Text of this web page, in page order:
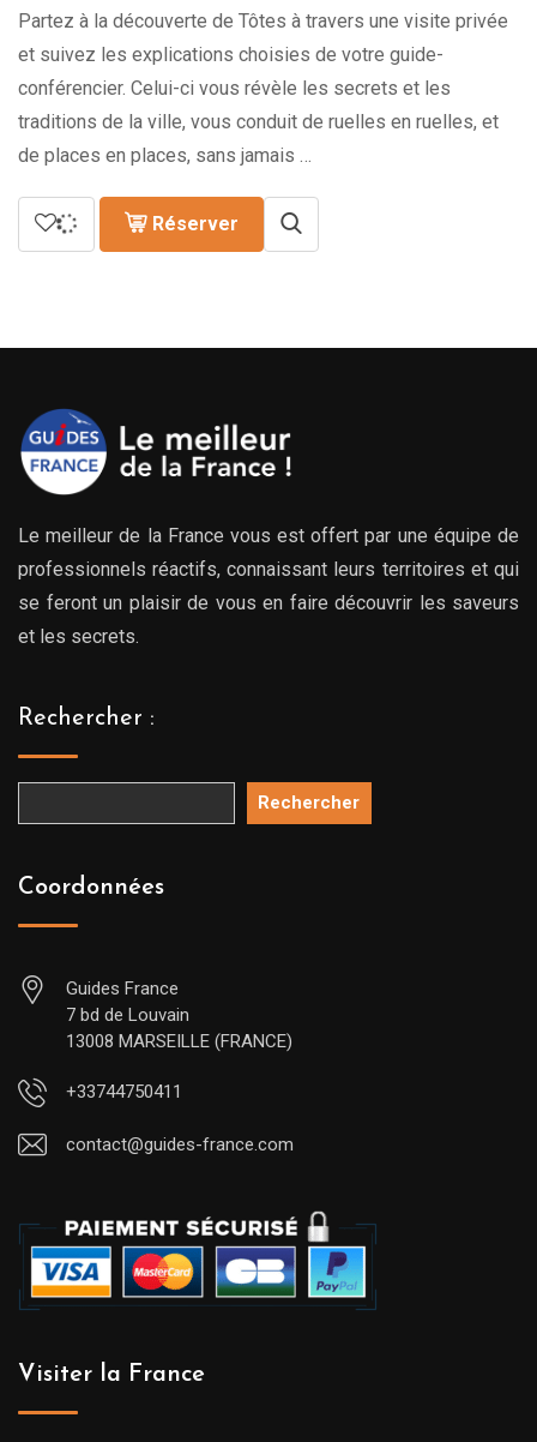
Partez à la découverte de Tôtes à travers une visite privée
et suivez les explications choisies de votre guide-
conférencier. Celui-ci vous révèle les secrets et les
traditions de la ville, vous conduit de ruelles en ruelles, et
de places en places, sans jamais …
Réserver
Le meilleur de la France vous est offert par une équipe de
professionnels réactifs, connaissant leurs territoires et qui
se feront un plaisir de vous en faire découvrir les saveurs
et les secrets.
Rechercher :
Rechercher
Coordonnées
Guides France
7 bd de Louvain
13008 MARSEILLE (FRANCE)
+33744750411
contact@guides-france.com
Visiter la France